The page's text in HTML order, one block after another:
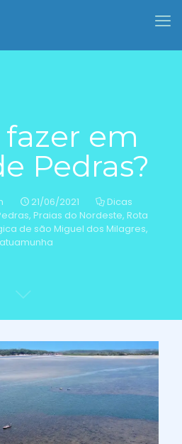
em
Pedras?
21/06/2021
Dicas
, Praias do Nordeste, Rota
de são Miguel dos Milagres,